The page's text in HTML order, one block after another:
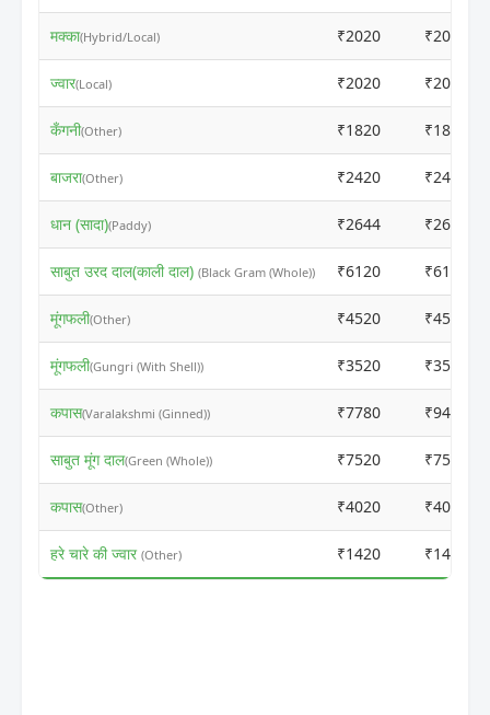
मक्का(Hybrid/Local) ₹2020 ₹2000
ज्वार(Local) ₹2020 ₹2000
कँगनी(Other) ₹1820 ₹1800
बाजरा(Other) ₹2420 ₹2400
धान (सादा)(Paddy) ₹2644 ₹2624
साबुत उरद दाल(काली दाल) (Black Gram (Whole)) ₹6120 ₹6100
मूंगफली(Other) ₹4520 ₹4500
मूंगफली(Gungri (With Shell)) ₹3520 ₹3500
कपास(Varalakshmi (Ginned)) ₹7780 ₹9458
साबुत मूंग दाल(Green (Whole)) ₹7520 ₹7500
कपास(Other) ₹4020 ₹4000
हरे चारे की ज्वार (Other) ₹1420 ₹1400